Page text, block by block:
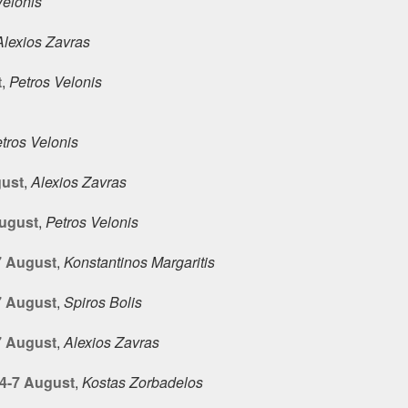
Zavras
, Petros Velonis
Velonis
,Alexios Zavras
, Petros Velonis
August, Konstantinos Margaritis
August, Spiros Bolis
August,Alexios Zavras
7 August, Kostas Zorbadelos